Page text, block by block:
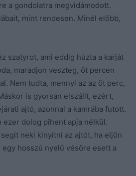
a gondolatra megvidámodott.
mint rendesen. Minél előbb,
szatyrot, ami eddig húzta a karját
maradjon veszteg, öt percen
Nem tudta, mennyi az az öt perc,
is gyorsan elszállt, ezért,
ajtó, azonnal a kamrába futott.
ezer dolog pihent apja nélkül.
neki kinyitni az ajtót, ha eljön
egy hosszú nyelű vésőre esett a